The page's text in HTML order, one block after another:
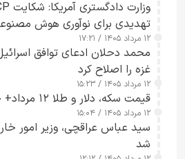
تهدیدی برای نوآوری هوش
۱۲ مرداد ۱۴۰۵ / ۱۷:۲۱
محمد دحلان ادعای توافق
غزه را اصلاح کرد
۱۲ مرداد ۱۴۰۵ / ۱۵:۲۳
قیمت سکه، دلار و طلا ۱۲ مرداد+ جدول
۱۲ مرداد ۱۴۰۵ / ۱۵:۰۴
سید عباس عراقچی، وزیر امور
شد